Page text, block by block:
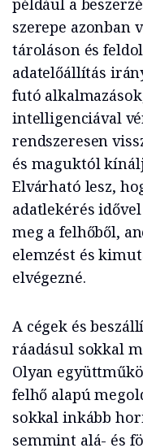
például a
szerepe azonban
tároláson és
adatelőállítás
futó
intelligenciával
rendszeresen
és maguktól
Elvárható lesz,
adatlekérés
meg a felhőből,
elemzést és
elvégezné.
A cégek és
ráadásul sokkal
Olyan
felhő alapú
sokkal inkább
semmint alá- és